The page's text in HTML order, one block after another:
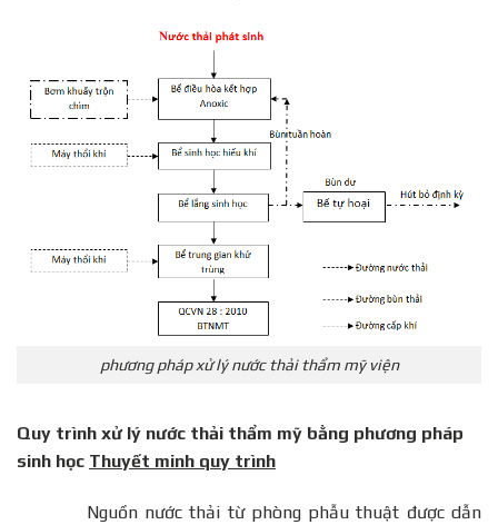
phương pháp xử lý nước thải thẩm mỹ viện
Quy trình xử lý nước thải thẩm mỹ bằng phương pháp
sinh học Thuyết minh quy trình
Nguồn nước thải từ phòng phẫu thuật được dẫn